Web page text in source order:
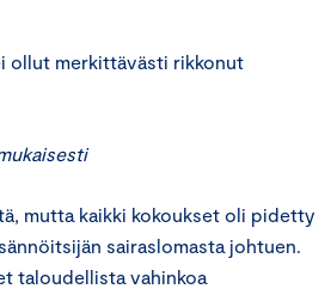
ollut merkittävästi rikkonut
mutta kaikki kokoukset oli pidetty
sairaslomasta johtuen.
taloudellista vahinkoa